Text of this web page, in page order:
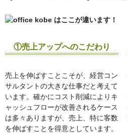
①売上アップへのこだわり
売上を伸ばすことこそが、経営コン
サルタントの大きな仕事だと考えて
います。確かにコスト削減によりキ
ャッシュフローが改善されるケース
は多々ありますが、売上、特に客数
を伸ばすことを得意としています。